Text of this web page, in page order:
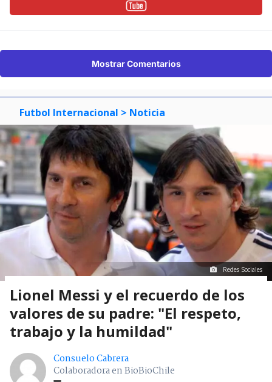
Mostrar Comentarios
Futbol Internacional > Noticia
Redes Sociales
Lionel Messi y el recuerdo de los
valores de su padre: "El respeto,
trabajo y la humildad"
Consuelo Cabrera
Colaboradora en BioBioChile